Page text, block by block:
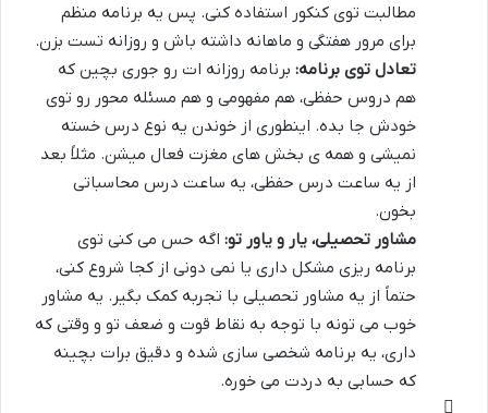
مطالبت توی کنکور استفاده کنی. پس یه برنامه منظم
برای مرور هفتگی و ماهانه داشته باش و روزانه تست بزن.
تعادل توی برنامه: برنامه روزانه ات رو جوری بچین که
هم دروس حفظی، هم مفهومی و هم مسئله محور رو توی
خودش جا بده. اینطوری از خوندن یه نوع درس خسته
نمیشی و همه ی بخش های مغزت فعال میشن. مثلاً بعد
از یه ساعت درس حفظی، یه ساعت درس محاسباتی
بخون.
مشاور تحصیلی، یار و یاور تو: اگه حس می کنی توی
برنامه ریزی مشکل داری یا نمی دونی از کجا شروع کنی،
حتماً از یه مشاور تحصیلی با تجربه کمک بگیر. یه مشاور
خوب می تونه با توجه به نقاط قوت و ضعف تو و وقتی که
داری، یه برنامه شخصی سازی شده و دقیق برات بچینه
که حسابی به دردت می خوره.